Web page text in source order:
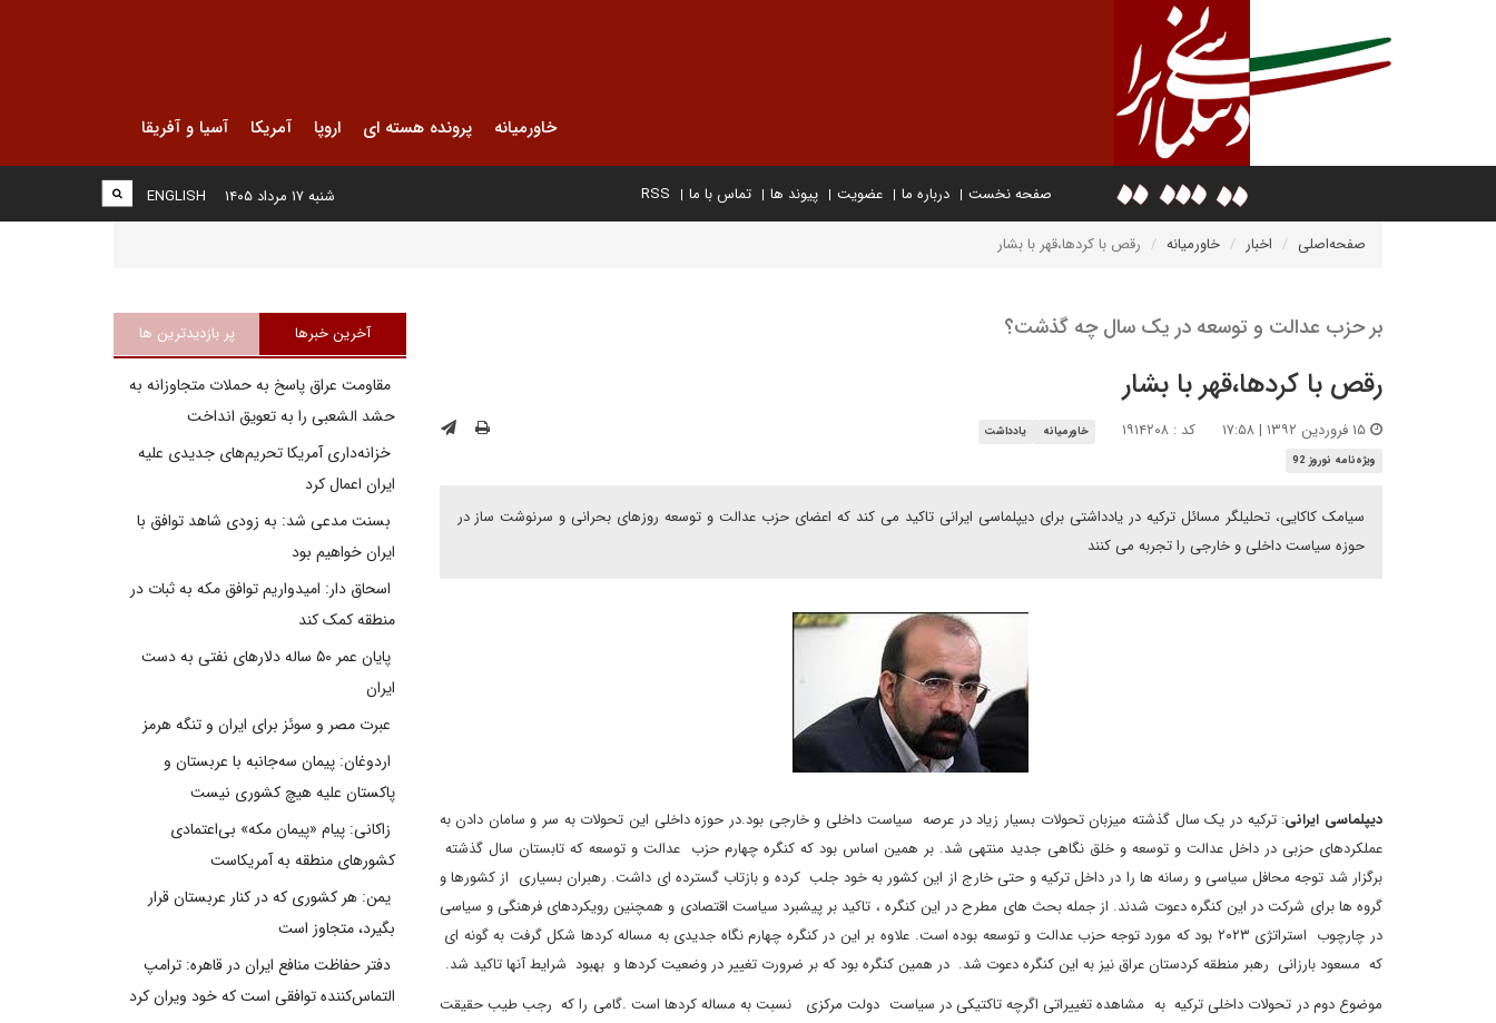
خاورمیانه پرونده هسته ای اروپا آمریکا آسیا و آفریقا
صفحه نخست درباره ما عضویت پیوند ها تماس با ما RSS
ENGLISH شنبه ۱۷ مرداد ۱۴۰۵
صفحه‌اصلی اخبار خاورمیانه رقص با کردها،قهر با بشار
بر حزب عدالت و توسعه در یک سال چه گذشت؟
رقص با کردها،قهر با بشار
کد : ۱۹۱۴۲۰۸ خاورمیانه
یادداشت
ویژه‌نامه نوروز 92
سیامک کاکایی، تحلیلگر مسائل ترکیه در یادداشتی برای دیپلماسی ایرانی تاکید می کند که اعضای حزب عدالت و توسعه روزهای بحرانی و سرنوشت ساز در
حوزه سیاست داخلی و خارجی را تجربه می کنند
دیپلماسی ایرانی: ترکیه در یک سال گذشته میزبان تحولات بسیار زیاد در عرصه سیاست داخلی و خارجی بود.در حوزه داخلی این تحولات به سر و سامان دادن به
عملکردهای حزبی در داخل عدالت و توسعه و خلق نگاهی جدید منتهی شد. بر همین اساس بود که کنگره چهارم حزب عدالت و توسعه که تابستان سال گذشته
برگزار شد توجه محافل سیاسی و رسانه ها را در داخل ترکیه و حتی خارج از این کشور به خود جلب کرده و بازتاب گسترده ای داشت. رهبران بسیاری از کشورها و
گروه ها برای شرکت در این کنگره دعوت شدند. از جمله بحث های مطرح در این کنگره ، تاکید بر پیشبرد سیاست اقتصادی و همچنین رویکردهای فرهنگی و سیاسی
در چارچوب استراتژی ۲۰۲۳ بود که مورد توجه حزب عدالت و توسعه بوده است. علاوه بر این در کنگره چهارم نگاه جدیدی به مساله کردها شکل گرفت به گونه ای
که مسعود بارزانی رهبر منطقه کردستان عراق نیز به این کنگره دعوت شد. در همین کنگره بود که بر ضرورت تغییر در وضعیت کردها و بهبود شرایط آنها تاکید شد.
موضوع دوم در تحولات داخلی ترکیه به مشاهده تغییراتی اگرچه تاکتیکی در سیاست دولت مرکزی نسبت به مساله کردها است .گامی را که رجب طیب حقیقت
آخرین خبرها پر بازدیدترین ها
مقاومت عراق پاسخ به حملات متجاوزانه به
حشد الشعبی را به تعویق انداخت
خزانه‌داری آمریکا تحریم‌های جدیدی علیه
ایران اعمال کرد
بسنت مدعی شد: به زودی شاهد توافق با
ایران خواهیم بود
اسحاق دار: امیدواریم توافق مکه به ثبات در
منطقه کمک کند
پایان عمر ۵۰ ساله دلارهای نفتی به دست
ایران
عبرت مصر و سوئز برای ایران و تنگه هرمز
اردوغان: پیمان سه‌جانبه با عربستان و
پاکستان علیه هیچ کشوری نیست
زاکانی: پیام «پیمان مکه» بی‌اعتمادی
کشورهای منطقه به آمریکاست
یمن: هر کشوری که در کنار عربستان قرار
بگیرد، متجاوز است
دفتر حفاظت منافع ایران در قاهره: ترامپ
التماس‌کننده توافقی است که خود ویران کرد